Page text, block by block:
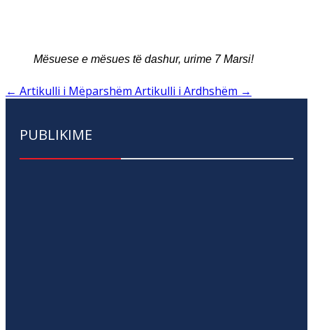
Mësuese e mësues të dashur, urime 7 Marsi!
← Artikulli i Mëparshëm Artikulli i Ardhshëm →
PUBLIKIME